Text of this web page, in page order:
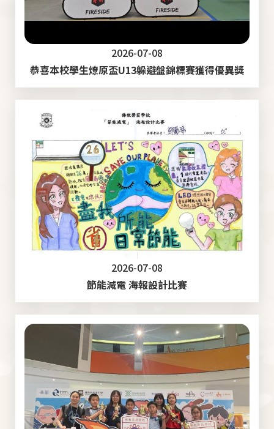
2026-07-08
恭喜本校學生燎原盃U13躲避盤錦標賽獲得優異獎
2026-07-08
節能減電 海報設計比賽